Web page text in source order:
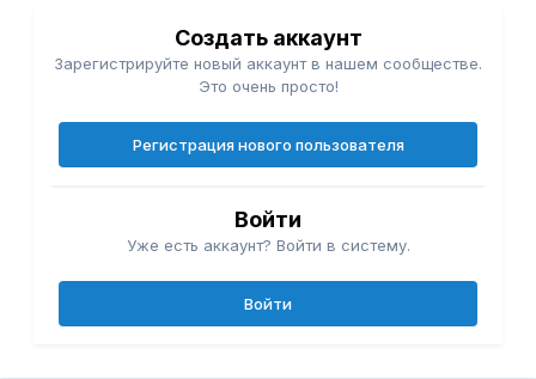
Создать аккаунт
Зарегистрируйте новый аккаунт в нашем сообществе.
Это очень просто!
Регистрация нового пользователя
Войти
Уже есть аккаунт? Войти в систему.
Войти